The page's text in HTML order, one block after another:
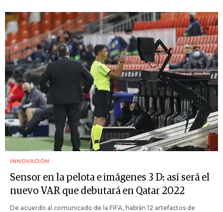
INNOVACIÓN
Sensor en la pelota e imágenes 3 D: así será el
nuevo VAR que debutará en Qatar 2022
De acuerdo al comunicado de la FIFA, habrán 12 artefactos de